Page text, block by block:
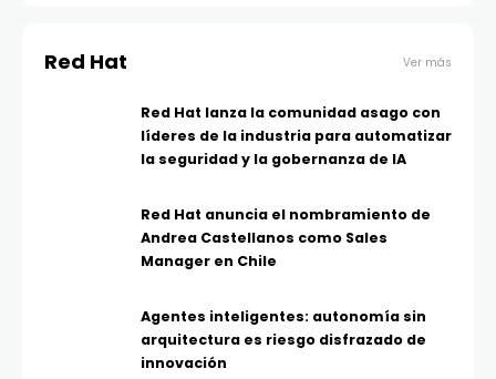
Red Hat Ver más
Red Hat lanza la comunidad asago con
líderes de la industria para automatizar
la seguridad y la gobernanza de IA
Red Hat anuncia el nombramiento de
Andrea Castellanos como Sales
Manager en Chile
Agentes inteligentes: autonomía sin
arquitectura es riesgo disfrazado de
innovación